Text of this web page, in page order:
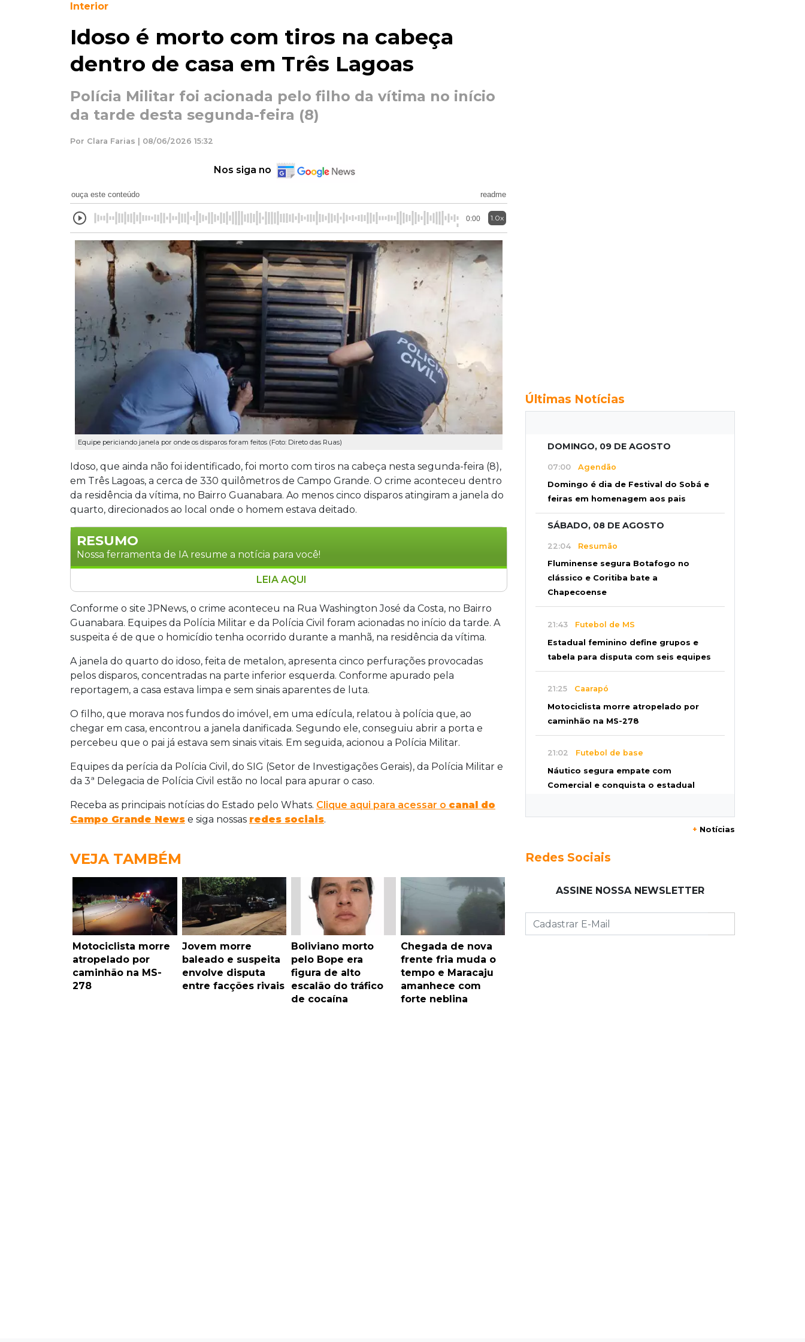
Interior
Idoso é morto com tiros na cabeça
dentro de casa em Três Lagoas
Polícia Militar foi acionada pelo filho da vítima no início
da tarde desta segunda-feira (8)
Por Clara Farias | 08/06/2026 15:32
Nos siga no
ouça este conteúdo readme
0:00 1.0x
Equipe periciando janela por onde os disparos foram feitos (Foto: Direto das Ruas)
Idoso, que ainda não foi identificado, foi morto com tiros na cabeça nesta segunda-feira (8),
em Três Lagoas, a cerca de 330 quilômetros de Campo Grande. O crime aconteceu dentro
da residência da vítima, no Bairro Guanabara. Ao menos cinco disparos atingiram a janela do
quarto, direcionados ao local onde o homem estava deitado.
RESUMO
Nossa ferramenta de IA resume a notícia para você!
Um idoso não identificado foi assassinado a tiros na cabeça dentro de sua residência no
Bairro Guanabara, em Três Lagoas, a 330 quilômetros de Campo Grande, na manhã
desta segunda-feira (8). Cinco disparos atravessaram a janela do quarto onde a vítima
estava deitada. O filho, que mora nos fundos do imóvel, encontrou o pai sem vida ao
LEIA AQUI
Conforme o site JPNews, o crime aconteceu na Rua Washington José da Costa, no Bairro
Guanabara. Equipes da Polícia Militar e da Polícia Civil foram acionadas no início da tarde. A
suspeita é de que o homicídio tenha ocorrido durante a manhã, na residência da vítima.
A janela do quarto do idoso, feita de metalon, apresenta cinco perfurações provocadas
pelos disparos, concentradas na parte inferior esquerda. Conforme apurado pela
reportagem, a casa estava limpa e sem sinais aparentes de luta.
O filho, que morava nos fundos do imóvel, em uma edícula, relatou à polícia que, ao
chegar em casa, encontrou a janela danificada. Segundo ele, conseguiu abrir a porta e
percebeu que o pai já estava sem sinais vitais. Em seguida, acionou a Polícia Militar.
Equipes da perícia da Polícia Civil, do SIG (Setor de Investigações Gerais), da Polícia Militar e
da 3ª Delegacia de Polícia Civil estão no local para apurar o caso.
Receba as principais notícias do Estado pelo Whats. Clique aqui para acessar o canal do
Campo Grande News e siga nossas redes sociais.
VEJA TAMBÉM
Motociclista morre
atropelado por
caminhão na MS-
278
Jovem morre
baleado e suspeita
envolve disputa
entre facções rivais
Boliviano morto
pelo Bope era
figura de alto
escalão do tráfico
de cocaína
Chegada de nova
frente fria muda o
tempo e Maracaju
amanhece com
forte neblina
Últimas Notícias
DOMINGO, 09 DE AGOSTO
07:00 Agendão
Domingo é dia de Festival do Sobá e
feiras em homenagem aos pais
SÁBADO, 08 DE AGOSTO
22:04 Resumão
Fluminense segura Botafogo no
clássico e Coritiba bate a
Chapecoense
21:43 Futebol de MS
Estadual feminino define grupos e
tabela para disputa com seis equipes
21:25 Caarapó
Motociclista morre atropelado por
caminhão na MS-278
21:02 Futebol de base
Náutico segura empate com
Comercial e conquista o estadual
podem consultar locais de prova
20:29Pedro Gomes
Jovem morre baleado e suspeita
envolve disputa entre facções rivais
+ Notícias
Redes Sociais
ASSINE NOSSA NEWSLETTER